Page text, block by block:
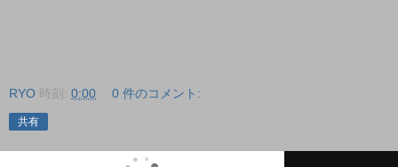
RYO 時刻: 0:00 0 件のコメント:
共有